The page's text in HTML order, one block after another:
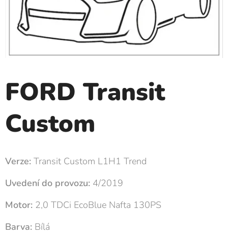
FORD Transit
Custom
Verze: Transit Custom L1H1 Trend
Uvedení do provozu: 4/2019
Motor: 2,0 TDCi EcoBlue Nafta 130PS
Barva: Bílá